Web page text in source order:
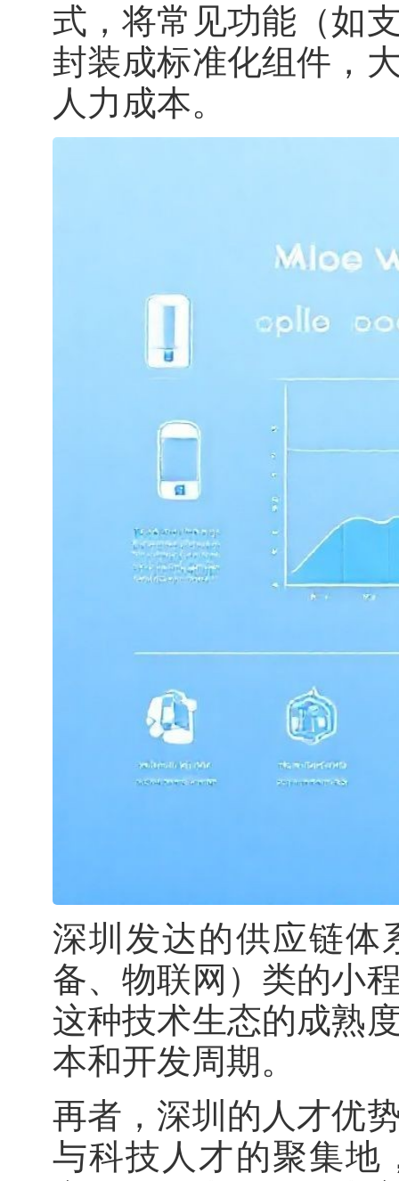
式，将常见功能（如
封装成标准化组件，
人力成本。
深圳发达的供应链体
备、物联网）类的小
这种技术生态的成熟
本和开发周期。
再者，深圳的人才优
与科技人才的聚集地